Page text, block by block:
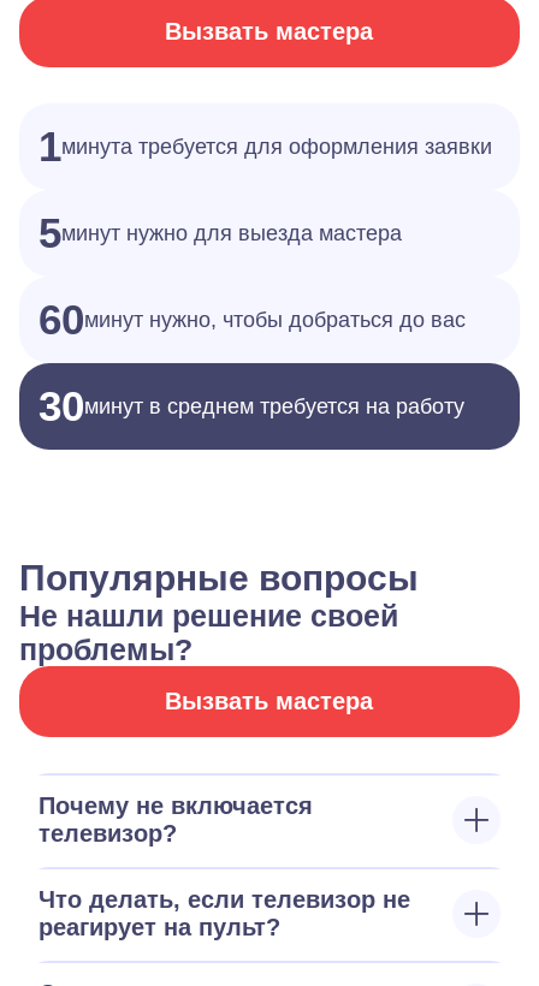
Вызвать мастера
1минута требуется для оформления заявки
5минут нужно для выезда мастера
60минут нужно, чтобы добраться до вас
30минут в среднем требуется на работу
Популярные вопросы
Не нашли решение своей
проблемы?
Вызвать мастера
Почему не включается
телевизор?
Что делать, если телевизор не
реагирует на пульт?